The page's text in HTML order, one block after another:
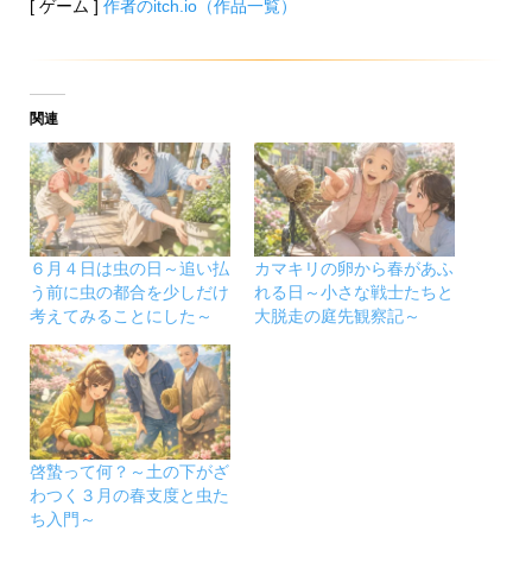
[ ゲーム ] 作者のitch.io（作品一覧）
関連
６月４日は虫の日～追い払
う前に虫の都合を少しだけ
考えてみることにした～
カマキリの卵から春があふ
れる日～小さな戦士たちと
大脱走の庭先観察記～
啓蟄って何？～土の下がざ
わつく３月の春支度と虫た
ち入門～